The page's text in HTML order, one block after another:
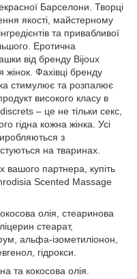
Барселони. Творці
якості, майстерному
та привабливої
Еротична
від бренду Bijoux
Фахівці бренду
стимулює та розпалює
високого класу в
– це не тільки секс,
гідна кожна жінка. Усі
з
на тваринах.
вашого партнера, купіть
Scented Massage
олія, стеаринова
стеарат,
альфа-ізометиліонон,
гідрокси.
та кокосова олія.